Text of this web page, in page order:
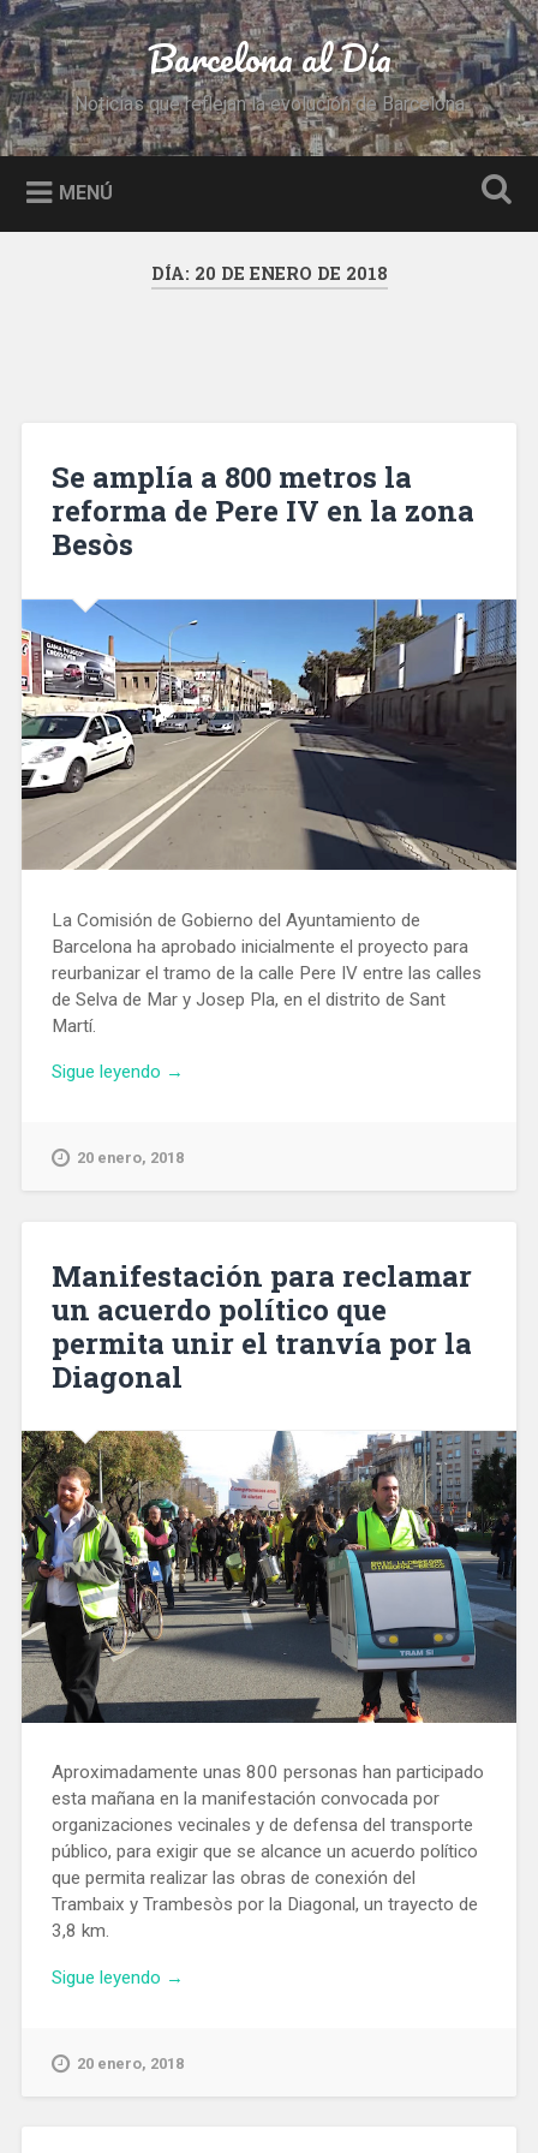
Saltar
al
contenido
Buscar Barcelona al Día
Noticias que reflejan la evolución de Barcelona
MENÚ
DÍA: 20 DE ENERO DE 2018
Se amplía a 800 metros la
reforma de Pere IV en la zona
Besòs
La Comisión de Gobierno del Ayuntamiento de
Barcelona ha aprobado inicialmente el proyecto para
reurbanizar el tramo de la calle Pere IV entre las calles
de Selva de Mar y Josep Pla, en el distrito de Sant
Martí.
Sigue leyendo «Se
800
Pere
IV
en
la
zona
→
20 enero, 2018
Manifestación para reclamar
un acuerdo político que
permita unir el tranvía por la
Diagonal
Aproximadamente unas 800 personas han participado
esta mañana en la manifestación convocada por
organizaciones vecinales y de defensa del transporte
público, para exigir que se alcance un acuerdo político
que permita realizar las obras de conexión del
Trambaix y Trambesòs por la Diagonal, un trayecto de
3,8 km.
Sigue leyendo «Manifestación
un
→
20 enero, 2018